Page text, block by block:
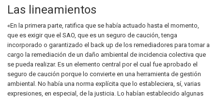
Las lineamientos
«En la primera parte, ratifica que se había actuado hasta el momento,
que es exigir que el SAO, que es un seguro de caución, tenga
incorporado o garantizado el back up de los remediadores para tomar a
cargo la remediación de un daño ambiental de incidencia colectiva que
se pueda realizar. Es un elemento central por el cual fue aprobado el
seguro de caución porque lo convierte en una herramienta de gestión
ambiental. No había una norma explícita que lo estableciera, sí, varias
expresiones, en especial, de la justicia. Lo habían establecido algunas